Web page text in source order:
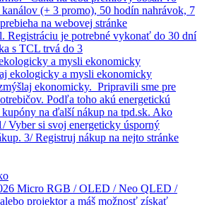
(+ 3 promo), 50 hodín nahrávok, 7
na webovej stránke
Registráciu je potrebné vykonať do 30 dní
s TCL trvá do 3
a mysli ekonomicky
ekonomicky. Pripravili sme pre
Podľa toho akú energetickú
na ďalší nákup na tpd.sk. Ako
Vyber si svoj energeticky úsporný
3/ Registruj nákup na nejto stránke
Micro RGB / OLED / Neo QLED /
projektor a máš možnosť získať